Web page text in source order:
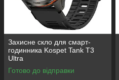
Захисне скло для смарт-
годинника Kospet Tank T3
Ultra
Готово до відправки